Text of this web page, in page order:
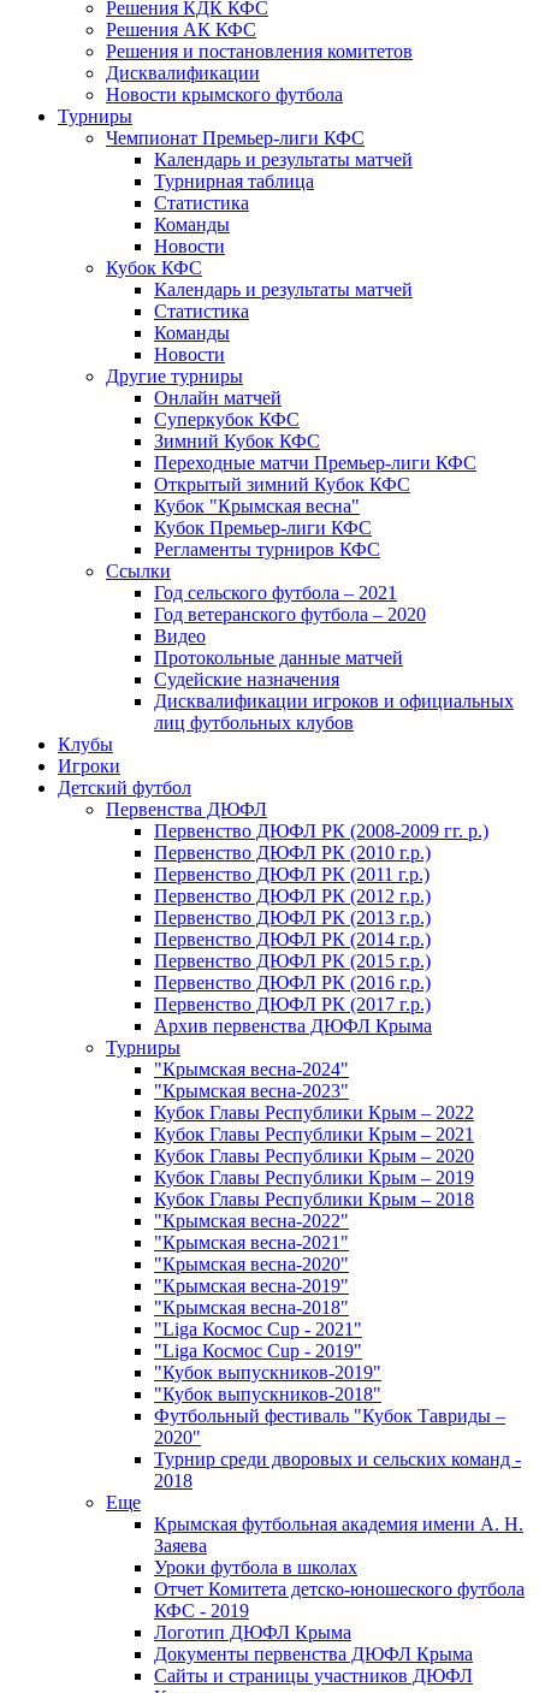
Решения КДК КФС
Решения АК КФС
Решения и постановления комитетов
Дисквалификации
Новости крымского футбола
Турниры
Чемпионат Премьер-лиги КФС
Календарь и результаты матчей
Турнирная таблица
Статистика
Команды
Новости
Кубок КФС
Календарь и результаты матчей
Статистика
Команды
Новости
Другие турниры
Онлайн матчей
Суперкубок КФС
Зимний Кубок КФС
Переходные матчи Премьер-лиги КФС
Открытый зимний Кубок КФС
Кубок "Крымская весна"
Кубок Премьер-лиги КФС
Регламенты турниров КФС
Ссылки
Год сельского футбола – 2021
Год ветеранского футбола – 2020
Видео
Протокольные данные матчей
Судейские назначения
Дисквалификации игроков и официальных
лиц футбольных клубов
Клубы
Игроки
Детский футбол
Первенства ДЮФЛ
Первенство ДЮФЛ РК (2008-2009 гг. р.)
Первенство ДЮФЛ РК (2010 г.р.)
Первенство ДЮФЛ РК (2011 г.р.)
Первенство ДЮФЛ РК (2012 г.р.)
Первенство ДЮФЛ РК (2013 г.р.)
Первенство ДЮФЛ РК (2014 г.р.)
Первенство ДЮФЛ РК (2015 г.р.)
Первенство ДЮФЛ РК (2016 г.р.)
Первенство ДЮФЛ РК (2017 г.р.)
Архив первенства ДЮФЛ Крыма
Турниры
"Крымская весна-2024"
"Крымская весна-2023"
Кубок Главы Республики Крым – 2022
Кубок Главы Республики Крым – 2021
Кубок Главы Республики Крым – 2020
Кубок Главы Республики Крым – 2019
Кубок Главы Республики Крым – 2018
"Крымская весна-2022"
"Крымская весна-2021"
"Крымская весна-2020"
"Крымская весна-2019"
"Крымская весна-2018"
"Liga Космос Cup - 2021"
"Liga Космос Cup - 2019"
"Кубок выпускников-2019"
"Кубок выпускников-2018"
Футбольный фестиваль "Кубок Тавриды –
2020"
Турнир среди дворовых и сельских команд -
2018
Еще
Крымская футбольная академия имени А. Н.
Заяева
Уроки футбола в школах
Отчет Комитета детско-юношеского футбола
КФС - 2019
Логотип ДЮФЛ Крыма
Документы первенства ДЮФЛ Крыма
Сайты и страницы участников ДЮФЛ